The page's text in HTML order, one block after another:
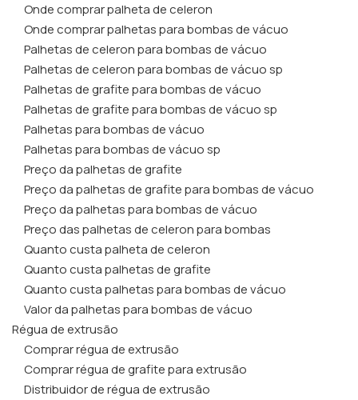
Onde comprar palheta de celeron
Onde comprar palhetas para bombas de vácuo
Palhetas de celeron para bombas de vácuo
Palhetas de celeron para bombas de vácuo sp
Palhetas de grafite para bombas de vácuo
Palhetas de grafite para bombas de vácuo sp
Palhetas para bombas de vácuo
Palhetas para bombas de vácuo sp
Preço da palhetas de grafite
Preço da palhetas de grafite para bombas de vácuo
Preço da palhetas para bombas de vácuo
Preço das palhetas de celeron para bombas
Quanto custa palheta de celeron
Quanto custa palhetas de grafite
Quanto custa palhetas para bombas de vácuo
Valor da palhetas para bombas de vácuo
Régua de extrusão
Comprar régua de extrusão
Comprar régua de grafite para extrusão
Distribuidor de régua de extrusão